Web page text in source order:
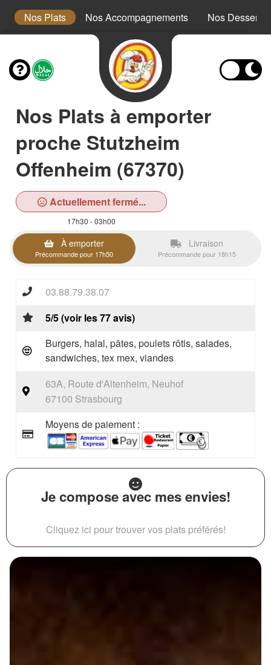
Nos Plats Nos Accompagnements Nos Desserts
Nos Plats à emporter
proche Stutzheim
Offenheim (67370)
Actuellement fermé...
17h30 - 03h00
À emporter
Précommande pour 17h50
Livraison
Précommande pour 18h15
03.88.79.38.07
5/5 (voir les 77 avis)
Burgers, halal, pâtes, poulets rôtis, salades,
sandwiches, tex mex, viandes
63A, Route d'Altenheim, Neuhof
67100 Strasbourg
Moyens de paiement :
Je compose avec mes envies!
Cliquez ici pour trouver vos plats préférés!